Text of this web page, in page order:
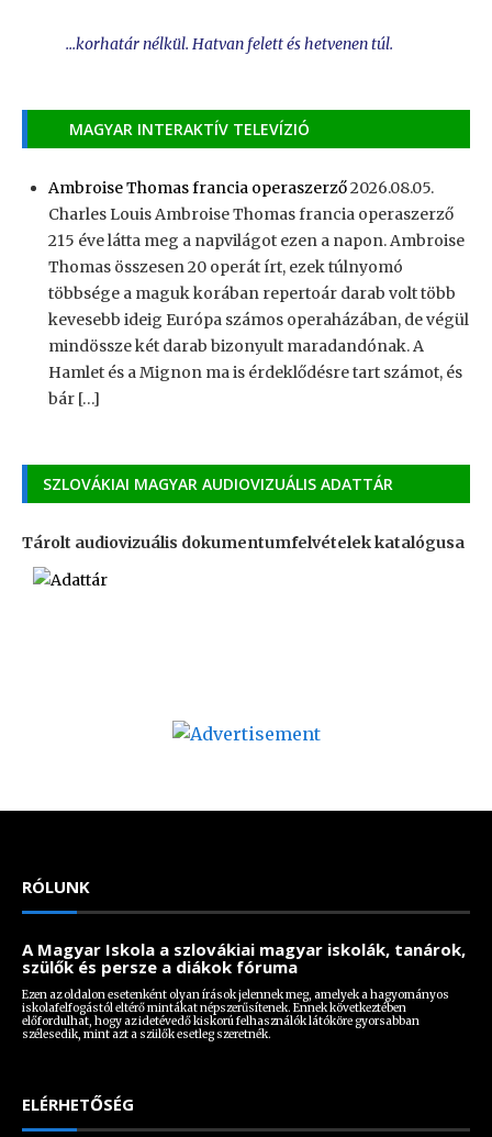
...korhatár nélkül. Hatvan felett és hetvenen túl.
MAGYAR INTERAKTÍV TELEVÍZIÓ
Ambroise Thomas francia operaszerző2026.08.05.
Charles Louis Ambroise Thomas francia operaszerző
215 éve látta meg a napvilágot ezen a napon. Ambroise
Thomas összesen 20 operát írt, ezek túlnyomó
többsége a maguk korában repertoár darab volt több
kevesebb ideig Európa számos operaházában, de végül
mindössze két darab bizonyult maradandónak. A
Hamlet és a Mignon ma is érdeklődésre tart számot, és
bár […]
SZLOVÁKIAI MAGYAR AUDIOVIZUÁLIS ADATTÁR
Tárolt audiovizuális dokumentumfelvételek katalógusa
RÓLUNK
A Magyar Iskola a szlovákiai magyar iskolák, tanárok,
szülők és persze a diákok fóruma
Ezen az oldalon esetenként olyan írások jelennek meg, amelyek a hagyományos
iskolafelfogástól eltérő mintákat népszerűsítenek. Ennek következtében
előfordulhat, hogy az idetévedő kiskorú felhasználók látóköre gyorsabban
szélesedik, mint azt a szülők esetleg szeretnék.
ELÉRHETŐSÉG